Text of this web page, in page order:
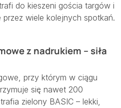
do kieszeni gościa targów i
wiele kolejnych spotkań.
z nadrukiem – siła
przy którym w ciągu
się nawet 200
zielony BASIC – lekki,